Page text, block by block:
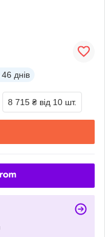
46 днів
8 715 ₴ від 10 шт.